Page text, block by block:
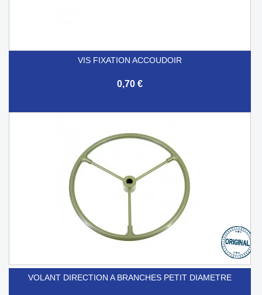
VIS FIXATION ACCOUDOIR
0,70 €
VOLANT DIRECTION A BRANCHES PETIT DIAMETRE